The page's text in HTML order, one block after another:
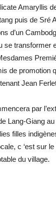
Amaryllis
puis de
d’un
se transformer
de promotion
Jean
par
Lang-Giang au
filles
c ‘est sur le
du village.